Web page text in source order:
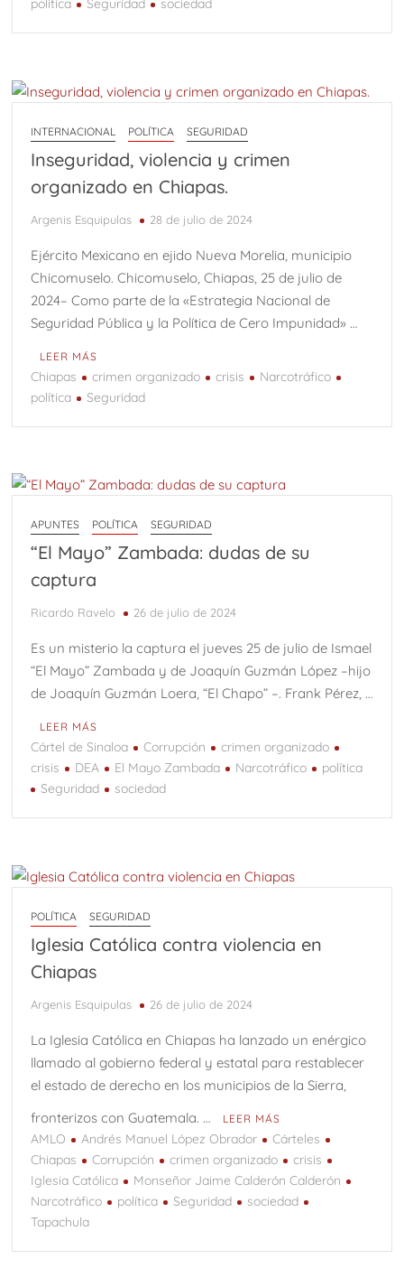
política Seguridad sociedad
INTERNACIONAL POLÍTICA SEGURIDAD
Inseguridad, violencia y crimen
organizado en Chiapas.
Argenis Esquipulas 28 de julio de 2024
Ejército Mexicano en ejido Nueva Morelia, municipio
Chicomuselo. Chicomuselo, Chiapas, 25 de julio de
2024– Como parte de la «Estrategia Nacional de
Seguridad Pública y la Política de Cero Impunidad» …
LEER MÁS
Chiapas crimen organizado crisis
Narcotráfico
política
Seguridad
APUNTES POLÍTICA SEGURIDAD
“El Mayo” Zambada: dudas de su
captura
Ricardo Ravelo 26 de julio de 2024
Es un misterio la captura el jueves 25 de julio de Ismael
“El Mayo” Zambada y de Joaquín Guzmán López –hijo
de Joaquín Guzmán Loera, “El Chapo” –. Frank Pérez, …
LEER MÁS
Cártel de Sinaloa Corrupción
crimen organizado
crisis
DEA El Mayo Zambada Narcotráfico
política
Seguridad
sociedad
POLÍTICA SEGURIDAD
Iglesia Católica contra violencia en
Chiapas
Argenis Esquipulas 26 de julio de 2024
La Iglesia Católica en Chiapas ha lanzado un enérgico
llamado al gobierno federal y estatal para restablecer
el estado de derecho en los municipios de la Sierra,
fronterizos con Guatemala. …
LEER MÁS
AMLO Andrés Manuel López Obrador
Cárteles
Chiapas
Corrupción crimen organizado
crisis
Iglesia Católica
Monseñor Jaime Calderón Calderón
Narcotráfico
política Seguridad
sociedad
Tapachula